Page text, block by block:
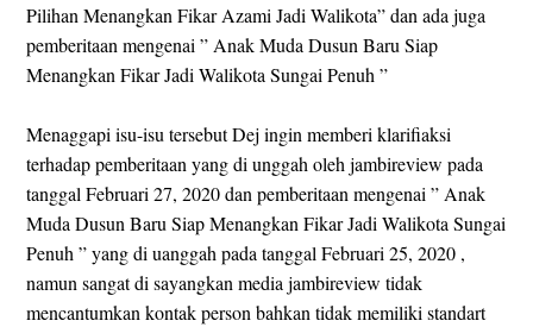
Pilihan Menangkan Fikar Azami Jadi Walikota” dan ada juga
pemberitaan mengenai ” Anak Muda Dusun Baru Siap
Menangkan Fikar Jadi Walikota Sungai Penuh ”
Menaggapi isu-isu tersebut Dej ingin memberi klarifiaksi
terhadap pemberitaan yang di unggah oleh jambireview pada
tanggal Februari 27, 2020 dan pemberitaan mengenai ” Anak
Muda Dusun Baru Siap Menangkan Fikar Jadi Walikota Sungai
Penuh ” yang di uanggah pada tanggal Februari 25, 2020 ,
namun sangat di sayangkan media jambireview tidak
mencantumkan kontak person bahkan tidak memiliki standart